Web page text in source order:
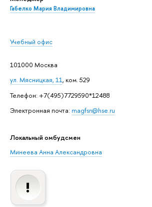
Габелко Мария Владимировна
Учебный офис
101000 Москва
ул. Мясницкая, 11, ком. 529
Телефон: +7(495)7729590*12488
Электронная почта: magfsn@hse.ru
Локальный омбудсмен
Минеева Анна Александровна